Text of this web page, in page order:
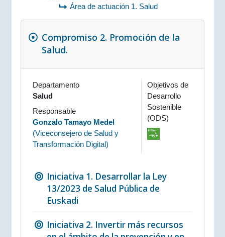
Área de actuación 1. Salud
Compromiso 2. Promoción de la
Salud.
Departamento
Salud
Responsable
Gonzalo Tamayo Medel
(Viceconsejero de Salud y
Transformación Digital)
Objetivos de
Desarrollo
Sostenible
(ODS)
Iniciativa 1. Desarrollar la Ley
13/2023 de Salud Pública de
Euskadi
Iniciativa 2. Invertir más recursos